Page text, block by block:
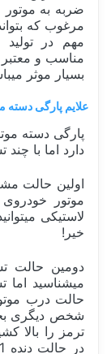
ضربه به موتور
مرغوب که
مهم در تولید
مناسب و
بسیار موثر
علایم پارگی دسته
پارگی دسته
دارد اما با
اولین حالت
موتور
لاستیکی
خیر!
دومین حالت
میشناسید
حالت درب
شخص دیگری
ترمز را بالا